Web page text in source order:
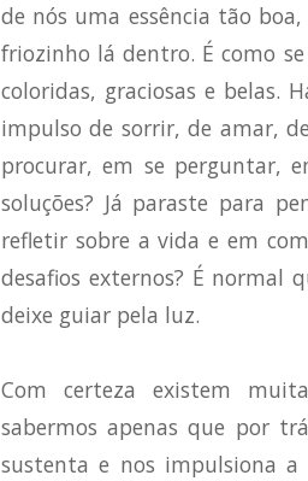
de nós uma essência tão
friozinho lá dentro. É como
coloridas, graciosas e belas.
impulso de sorrir, de amar,
procurar, em se perguntar,
soluções? Já paraste para
refletir sobre a vida e em
desafios externos? É normal
deixe guiar pela luz.
Com certeza existem
sabermos apenas que por
sustenta e nos impulsiona